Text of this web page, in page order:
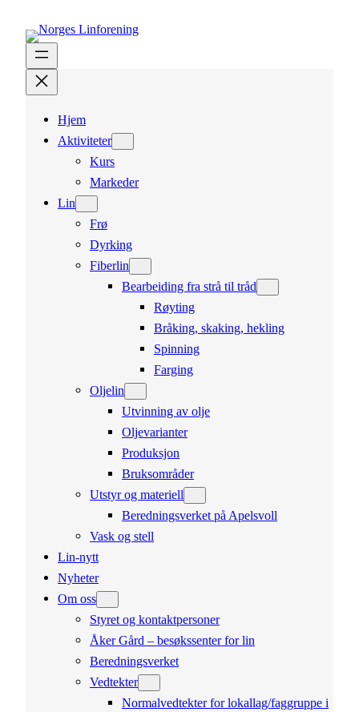
innhold
Hjem
Aktiviteter
Kurs
Markeder
Lin
Frø
Dyrking
Fiberlin
Bearbeiding fra strå til tråd
Røyting
Bråking, skaking, hekling
Spinning
Farging
Oljelin
Utvinning av olje
Oljevarianter
Produksjon
Bruksområder
Utstyr og materiell
Beredningsverket på Apelsvoll
Vask og stell
Lin-nytt
Nyheter
Om oss
Styret og kontaktpersoner
Åker Gård – besøkssenter for lin
Beredningsverket
Vedtekter
Normalvedtekter for lokallag/faggruppe i